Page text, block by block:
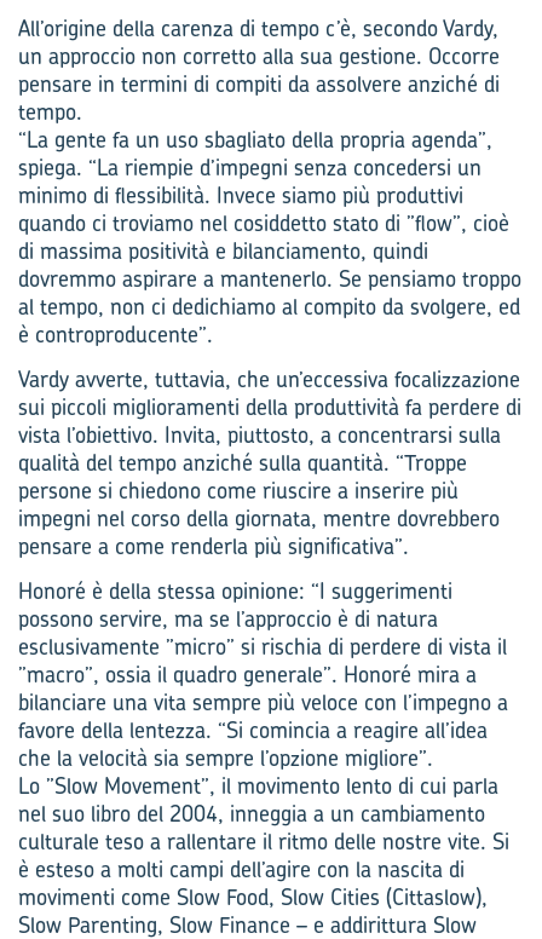
All’origine della carenza di tempo c’è, secondo Vardy,
un approccio non corretto alla sua gestione. Occorre
pensare in termini di compiti da assolvere anziché di
tempo.
“La gente fa un uso sbagliato della propria agenda”,
spiega. “La riempie d’impegni senza concedersi un
minimo di flessibilità. Invece siamo più produttivi
quando ci troviamo nel cosiddetto stato di ”flow”, cioè
di massima positività e bilanciamento, quindi
dovremmo aspirare a mantenerlo. Se pensiamo troppo
al tempo, non ci dedichiamo al compito da svolgere, ed
è controproducente”.
Vardy avverte, tuttavia, che un’eccessiva focalizzazione
sui piccoli miglioramenti della produttività fa perdere di
vista l’obiettivo. Invita, piuttosto, a concentrarsi sulla
qualità del tempo anziché sulla quantità. “Troppe
persone si chiedono come riuscire a inserire più
impegni nel corso della giornata, mentre dovrebbero
pensare a come renderla più significativa”.
Honoré è della stessa opinione: “I suggerimenti
possono servire, ma se l’approccio è di natura
esclusivamente ”micro” si rischia di perdere di vista il
”macro”, ossia il quadro generale”. Honoré mira a
bilanciare una vita sempre più veloce con l’impegno a
favore della lentezza. “Si comincia a reagire all’idea
che la velocità sia sempre l’opzione migliore”.
Lo ”Slow Movement”, il movimento lento di cui parla
nel suo libro del 2004, inneggia a un cambiamento
culturale teso a rallentare il ritmo delle nostre vite. Si
è esteso a molti campi dell’agire con la nascita di
movimenti come Slow Food, Slow Cities (Cittaslow),
Slow Parenting, Slow Finance – e addirittura Slow